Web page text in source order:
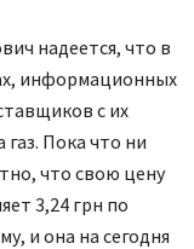
надеется, что в
информационных
с их
Пока что ни
что свою цену
3,24 грн по
и она на сегодня